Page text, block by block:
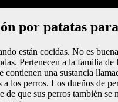
por patatas
están cocidas. No es
Pertenecen a la familia de
contienen una sustancia
a los perros. Los dueños de
de que sus perros también se